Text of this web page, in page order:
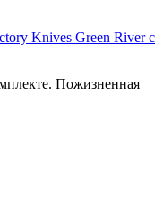
Knives Green River с
Пожизненная